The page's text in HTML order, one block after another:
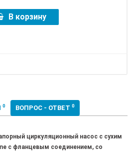
В корзину
0 ВОПРОС - ОТВЕТ 0
циркуляционный насос с сухим
с фланцевым соединением, со